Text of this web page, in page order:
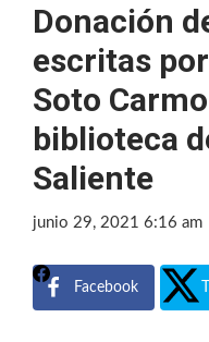
Donación
escritas
Soto
biblioteca
Saliente
junio 29, 2021 6:16 am
Facebook